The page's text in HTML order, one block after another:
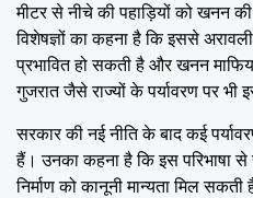
मीटर से नीचे की पहाड़ियों को खनन
विशेषज्ञों का कहना है कि इससे
प्रभावित हो सकती है और खनन
गुजरात जैसे राज्यों के पर्यावरण पर
सरकार की नई नीति के बाद कई
हैं। उनका कहना है कि इस परिभाषा
निर्माण को कानूनी मान्यता मिल